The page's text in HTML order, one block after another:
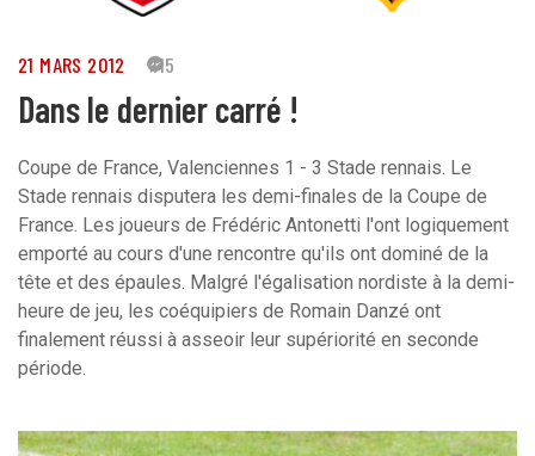
21 MARS 2012 115
Dans le dernier carré !
Coupe de France, Valenciennes 1 - 3 Stade rennais. Le
Stade rennais disputera les demi-finales de la Coupe de
France. Les joueurs de Frédéric Antonetti l'ont logiquement
emporté au cours d'une rencontre qu'ils ont dominé de la
tête et des épaules. Malgré l'égalisation nordiste à la demi-
heure de jeu, les coéquipiers de Romain Danzé ont
finalement réussi à asseoir leur supériorité en seconde
période.